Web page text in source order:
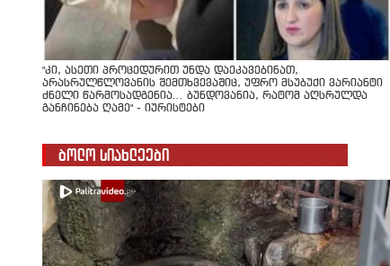
"კი, ასეთი პროცედურით უნდა დაეკავებინათ,
არასრულწლოვანის შემთხვევაშიც, უფრო მსუბუქი ვარიანტი
ძნელი წარმოსადგენია... ბუნდოვანია, რატომ აღსრულდა
განჩინება ღამე" - იურისტები
ბოლო სიახლეები